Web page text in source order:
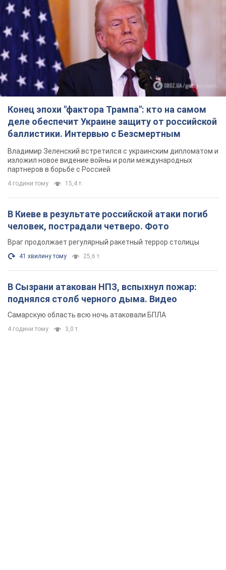
Конец эпохи "фактора Трампа": кто на самом
деле обеспечит Украине защиту от российской
баллистики. Интервью с Безсмертным
Владимир Зеленский встретился с украинским дипломатом и
изложил новое видение войны и роли международных
партнеров в борьбе с Россией
4 години тому 15,4 т.
В Киеве в результате российской атаки погиб
человек, пострадали четверо. Фото
Враг продолжает регулярный ракетный террор столицы
41 хвилину тому 25,6 т.
В Сызрани атакован НПЗ, вспыхнул пожар:
поднялся столб черного дыма. Видео
Самарскую область всю ночь атаковали БПЛА
4 години тому 3,0 т.